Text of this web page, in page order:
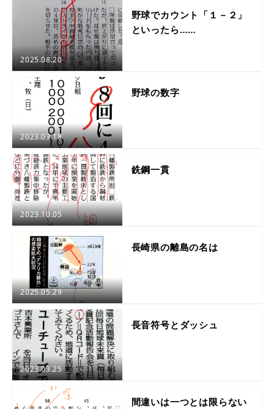
2025.08.20
野球でカウント「１－２」
といったら……
2023.03.18
野球の数字
2023.10.05
銑鋼一貫
2025.05.29
長崎県の離島の名は
2023.03.25
長音符号とダッシュ
間違いは一つとは限らない